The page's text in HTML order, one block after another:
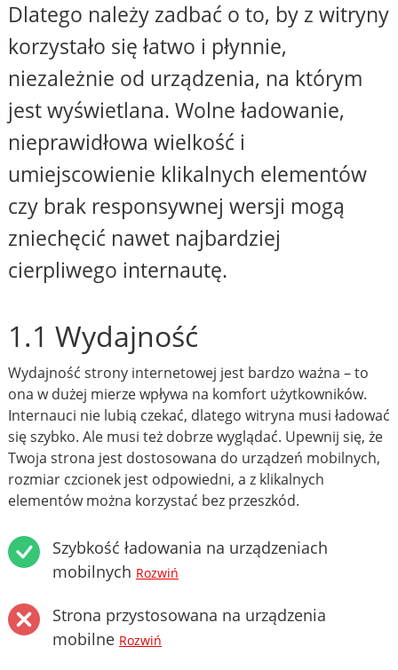
Dlatego należy zadbać o to, by z witryny
korzystało się łatwo i płynnie,
niezależnie od urządzenia, na którym
jest wyświetlana. Wolne ładowanie,
nieprawidłowa wielkość i
umiejscowienie klikalnych elementów
czy brak responsywnej wersji mogą
zniechęcić nawet najbardziej
cierpliwego internautę.
1.1 Wydajność
Wydajność strony internetowej jest bardzo ważna – to
ona w dużej mierze wpływa na komfort użytkowników.
Internauci nie lubią czekać, dlatego witryna musi ładować
się szybko. Ale musi też dobrze wyglądać. Upewnij się, że
Twoja strona jest dostosowana do urządzeń mobilnych,
rozmiar czcionek jest odpowiedni, a z klikalnych
elementów można korzystać bez przeszkód.
Szybkość ładowania na urządzeniach
mobilnych Rozwiń
Strona przystosowana na urządzenia
mobilne Rozwiń